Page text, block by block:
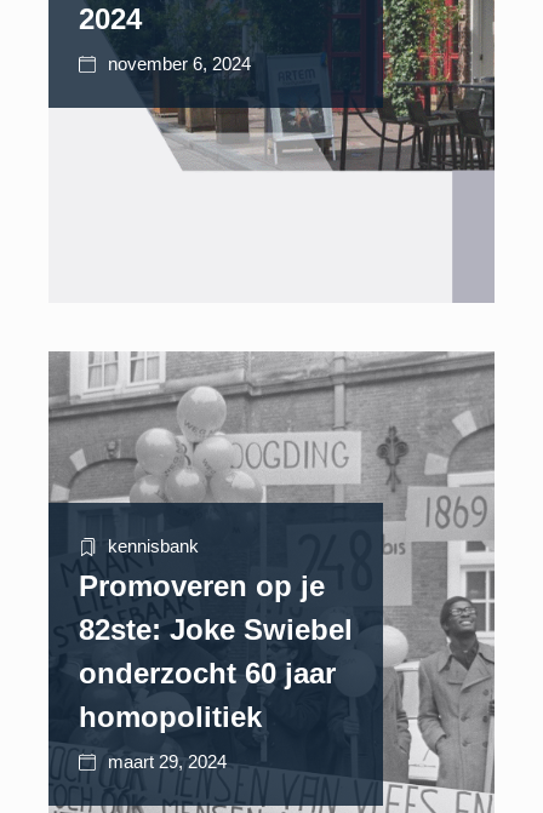
2024
november 6, 2024
kennisbank
Promoveren op je
82ste: Joke Swiebel
onderzocht 60 jaar
homopolitiek
maart 29, 2024